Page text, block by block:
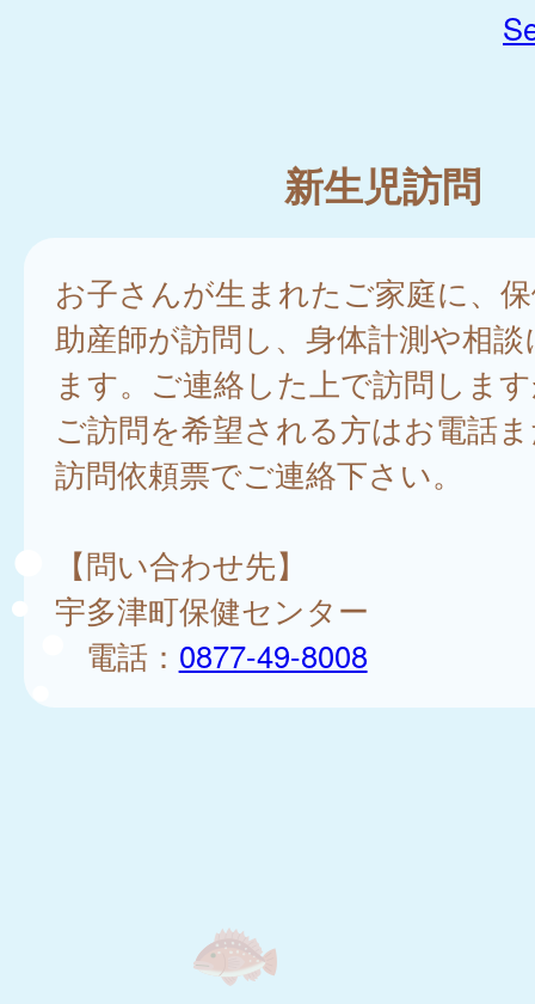
新生児訪問
お子さんが生まれたご家庭に、
助産師が訪問し、身体計測や相
ます。ご連絡した上で訪問しま
ご訪問を希望される方はお電話
訪問依頼票でご連絡下さい。
【問い合わせ先】
宇多津町保健センター
電話： 0877-49-8008